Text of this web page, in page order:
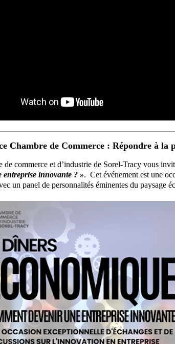
Chambre de Commerce : Répondre à
de commerce et d’industrie de Sorel-Tracy vous
entreprise innovante ? ». Cet événement est une
un panel de personnalités éminentes du paysage